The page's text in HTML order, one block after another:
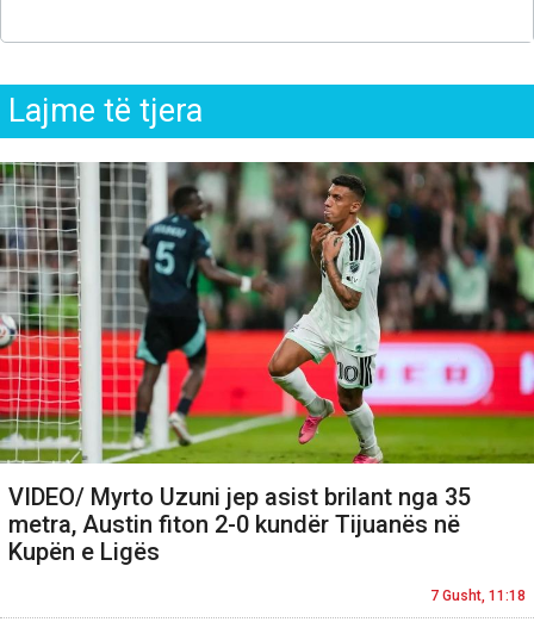
Lajme të tjera
VIDEO/ Myrto Uzuni jep asist brilant nga 35
metra, Austin fiton 2-0 kundër Tijuanës në
Kupën e Ligës
7 Gusht, 11:18